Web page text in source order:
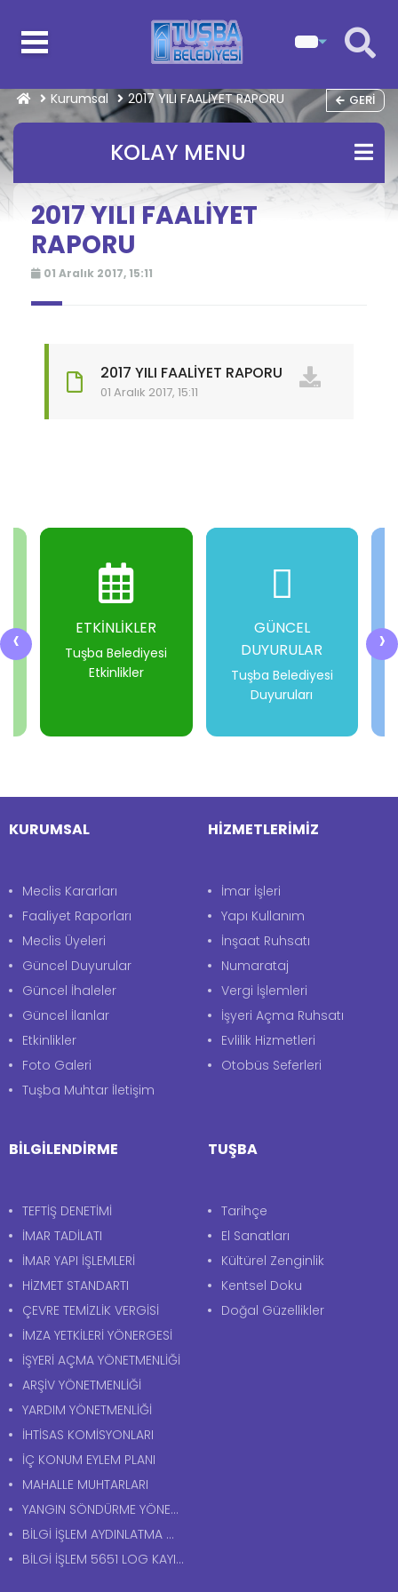
Kurumsal 2017 YILI FAALİYET RAPORU GERI
KOLAY MENU
2017 YILI FAALİYET
RAPORU
01 Aralık 2017, 15:11
2017 YILI FAALİYET RAPORU
01 Aralık 2017, 15:11
‹ ›
ETKİNLİKLER
Tuşba Belediyesi
Etkinlikler
GÜNCEL
DUYURULAR
Tuşba Belediyesi
Duyuruları
-
KURUMSAL
Meclis Kararları
Faaliyet Raporları
Meclis Üyeleri
Güncel Duyurular
Güncel İhaleler
Güncel İlanlar
Etkinlikler
Foto Galeri
Tuşba Muhtar İletişim
HİZMETLERİMİZ
İmar İşleri
Yapı Kullanım
İnşaat Ruhsatı
Numarataj
Vergi İşlemleri
İşyeri Açma Ruhsatı
Evlilik Hizmetleri
Otobüs Seferleri
BİLGİLENDİRME
TEFTİŞ DENETİMİ
İMAR TADİLATI
İMAR YAPI İŞLEMLERİ
HİZMET STANDARTI
ÇEVRE TEMİZLİK VERGİSİ
İMZA YETKİLERİ YÖNERGESİ
İŞYERİ AÇMA YÖNETMENLİĞİ
ARŞİV YÖNETMENLİĞİ
YARDIM YÖNETMENLİĞİ
İHTİSAS KOMİSYONLARI
İÇ KONUM EYLEM PLANI
MAHALLE MUHTARLARI
YANGIN SÖNDÜRME YÖNERGESİ
BİLGİ İŞLEM AYDINLATMA METNİ
BİLGİ İŞLEM 5651 LOG KAYITLARI AYDINLATMA METNİ
TUŞBA
Tarihçe
El Sanatları
Kültürel Zenginlik
Kentsel Doku
Doğal Güzellikler